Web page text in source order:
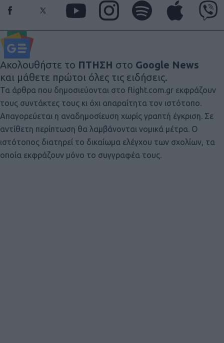
Ακολουθήστε το ΠΤΗΣΗ στο Google News
και μάθετε πρώτοι όλες τις ειδήσεις.
Τα άρθρα που δημοσιεύονται στο flight.com.gr εκφράζουν
τους συντάκτες τους κι όχι απαραίτητα τον ιστότοπο.
Απαγορεύεται η αναδημοσίευση χωρίς γραπτή έγκριση. Σε
αντίθετη περίπτωση θα λαμβάνονται νομικά μέτρα. Ο
ιστότοπος διατηρεί το δικαίωμα ελέγχου των σχολίων, τα
οποία εκφράζουν μόνο το συγγραφέα τους.